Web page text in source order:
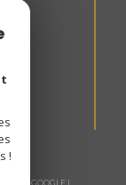
!